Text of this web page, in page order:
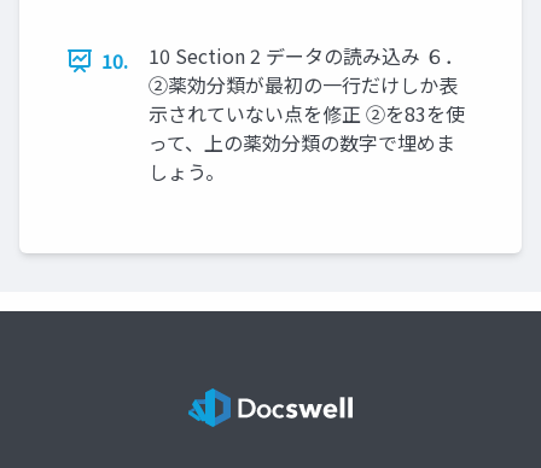
10.
10 Section 2 データの読み込み ６．
②薬効分類が最初の一行だけしか表
示されていない点を修正 ②を83を使
って、上の薬効分類の数字で埋めま
しょう。